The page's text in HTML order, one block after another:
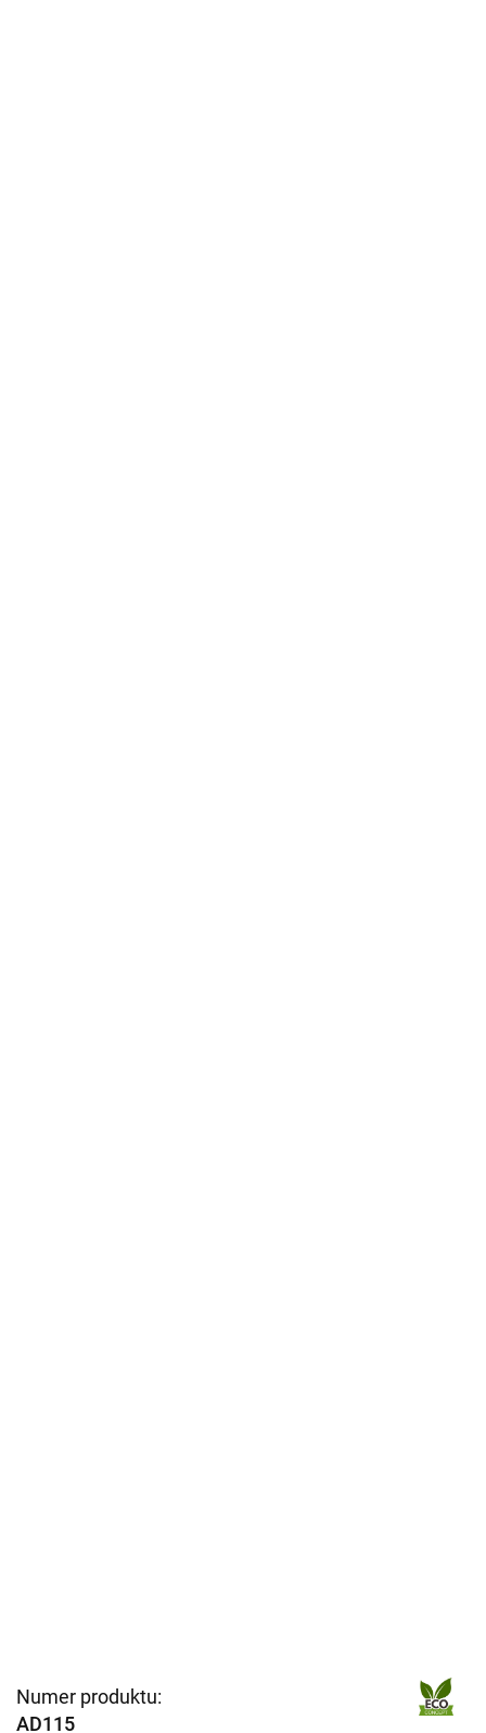
Numer produktu:
AD115